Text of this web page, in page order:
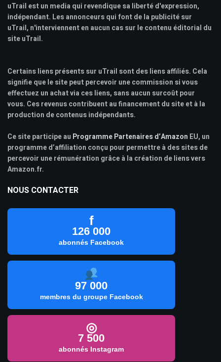
uTrail est un media qui revendique sa liberté d'expression,
indépendant. Les annonceurs qui font de la publicité sur
uTrail, n'interviennent en aucun cas sur le contenu éditorial du
site uTrail.
Certains liens présents sur uTrail sont des liens affiliés. Cela
signifie que le site peut percevoir une commission si vous
effectuez un achat via ces liens, sans aucun surcoût pour
vous. Ces revenus contribuent au financement du site et à la
production de contenus indépendants.
Ce site participe au Programme Partenaires d’Amazon EU, un
programme d’affiliation conçu pour permettre à des sites de
percevoir une rémunération grâce à la création de liens vers
Amazon.fr.
NOUS CONTACTER
f
126 000
abonnés Facebook
97 000
membres du groupe Facebook
◎
7 500
abonnés Instagram